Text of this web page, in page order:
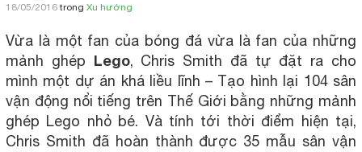
18/05/2016trong Xu hướng
Vừa là một fan của bóng đá vừa là fan của những
mảnh ghép Lego, Chris Smith đã tự đặt ra cho
mình một dự án khá liều lĩnh – Tạo hình lại 104 sân
vận động nổi tiếng trên Thế Giới bằng những mảnh
ghép Lego nhỏ bé. Và tính tới thời điểm hiện tại,
Chris Smith đã hoàn thành được 35 mẫu sân vận